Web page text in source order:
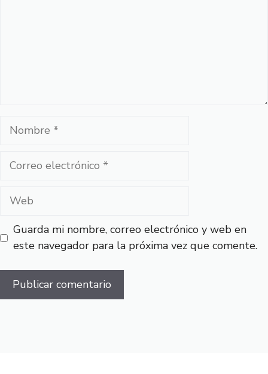
Nombre
Correo
Web
Guarda mi nombre, correo electrónico y web en
este navegador para la próxima vez que comente.